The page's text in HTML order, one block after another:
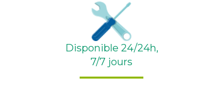
Disponible 24/24h,
7/7 jours